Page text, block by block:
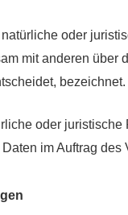
oder
mit anderen über
bezeichnet.
oder
im Auftrag des